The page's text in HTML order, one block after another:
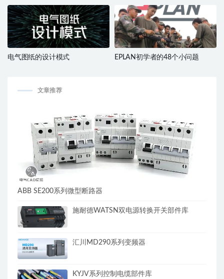
proD（三）
电气图纸的设计模式 EPLAN初学者的48个小问题
文章推荐
ABB SE200系列微型断路器
施耐德WATSN双电源转换开关部件库
汇川MD290系列变频器
KYJV系列控制电缆部件库